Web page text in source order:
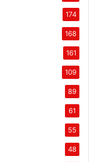
174
168
161
109
89
61
55
48